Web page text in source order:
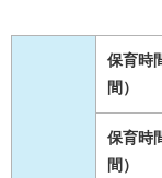
保育時
間）
保育時
間）